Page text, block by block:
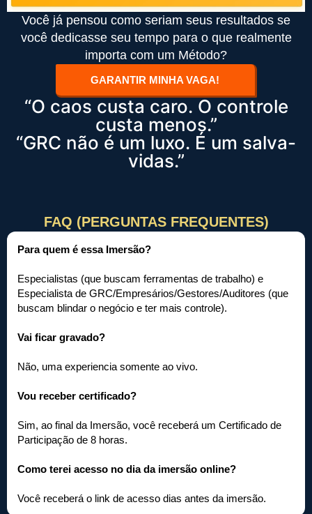
Você já pensou como seriam seus resultados se
você dedicasse seu tempo para o que realmente
importa com um Método?
GARANTIR MINHA VAGA!
“O caos custa caro. O controle
custa menos.”
“GRC não é um luxo. É um salva-
vidas.”
FAQ (PERGUNTAS FREQUENTES)
Para quem é essa Imersão?
Especialistas (que buscam ferramentas de trabalho) e
Especialista de GRC/Empresários/Gestores/Auditores (que
buscam blindar o negócio e ter mais controle).
Vai ficar gravado?
Não, uma experiencia somente ao vivo.
Vou receber certificado?
Sim, ao final da Imersão, você receberá um Certificado de
Participação de 8 horas.
Como terei acesso no dia da imersão online?
Você receberá o link de acesso dias antes da imersão.